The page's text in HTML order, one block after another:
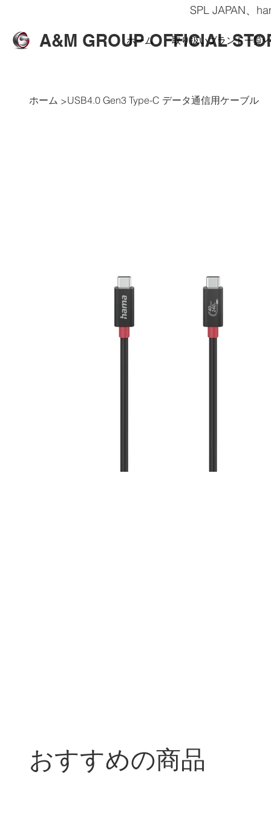
SPL JAPAN、
A&M GROUP OFFICIAL
ホーム 取り扱いブランド一覧
ホーム >USB4.0 Gen3 Type-C データ通信用ケーブル
おすすめの商品